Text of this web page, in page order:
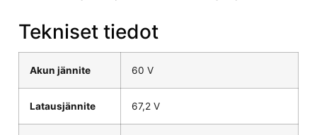
Tekniset tiedot
Akun jännite 60 V
Latausjännite 67,2 V